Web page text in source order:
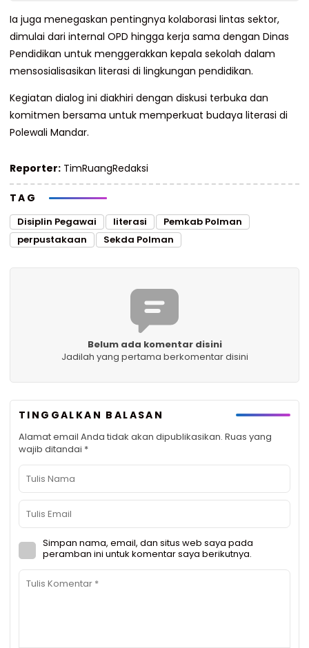
Ia juga menegaskan pentingnya kolaborasi lintas sektor,
dimulai dari internal OPD hingga kerja sama dengan Dinas
Pendidikan untuk menggerakkan kepala sekolah dalam
mensosialisasikan literasi di lingkungan pendidikan.
Kegiatan dialog ini diakhiri dengan diskusi terbuka dan
komitmen bersama untuk memperkuat budaya literasi di
Polewali Mandar.
Reporter: TimRuangRedaksi
TAG
Disiplin Pegawai literasi
Pemkab Polman
perpustakaan
Sekda Polman
Belum ada komentar disini
Jadilah yang pertama berkomentar disini
TINGGALKAN BALASAN
Alamat email Anda tidak akan dipublikasikan. Ruas yang
wajib ditandai *
Simpan nama, email, dan situs web saya pada
peramban ini untuk komentar saya berikutnya.